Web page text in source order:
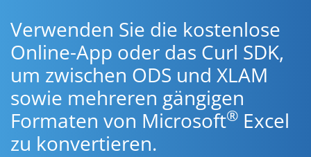
Verwenden Sie die kostenlose
Online-App oder das Curl SDK,
um zwischen ODS und XLAM
sowie mehreren gängigen
Formaten von Microsoft® Excel
zu konvertieren.